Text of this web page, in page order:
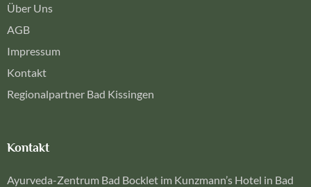
Über Uns
AGB
Impressum
Kontakt
Regionalpartner Bad Kissingen
Kontakt
Ayurveda-Zentrum Bad Bocklet im Kunzmann’s Hotel in Bad